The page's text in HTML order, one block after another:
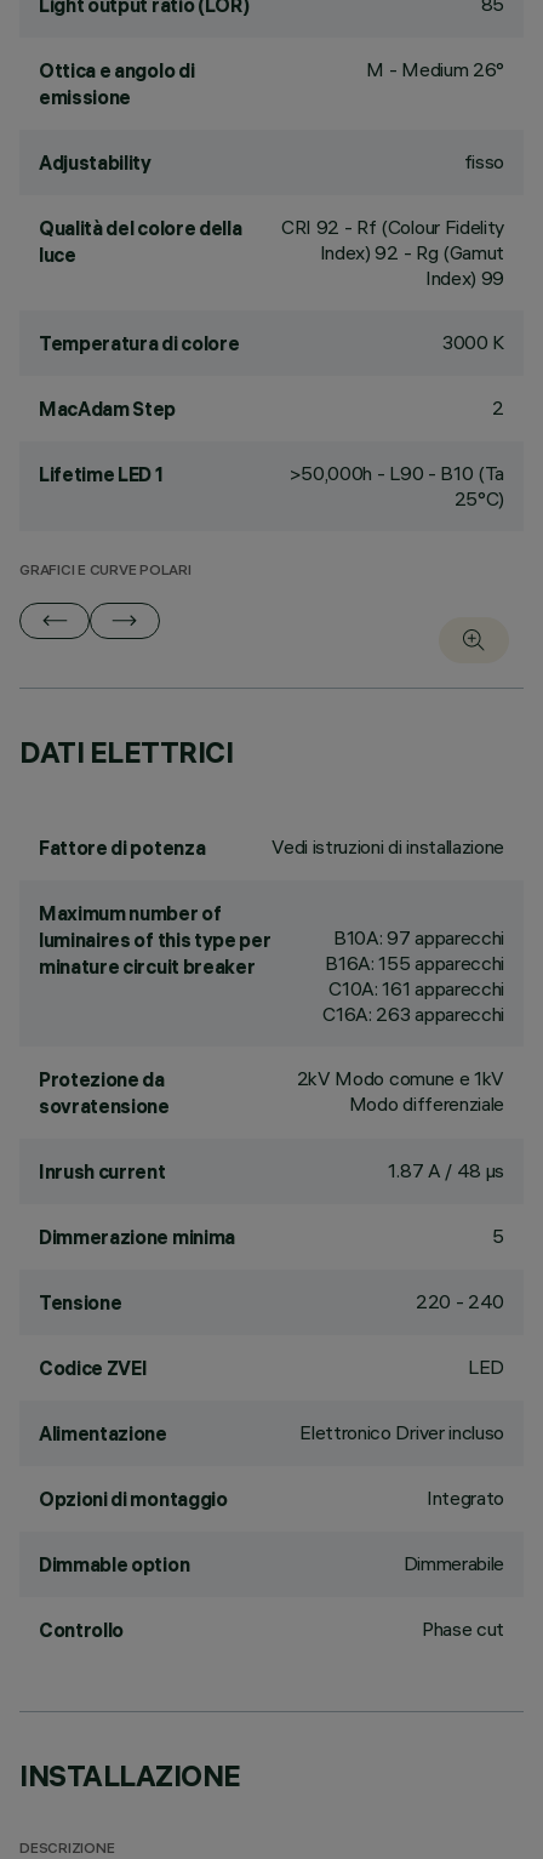
Light output ratio (LOR)
Ottica e angolo di
emissione
M - Medium 26°
Adjustability fisso
Qualità del colore della
luce
CRI 92 - Rf (Colour Fidelity
Index) 92 - Rg (Gamut
Index) 99
Temperatura di colore 3000 K
MacAdam Step 2
Lifetime LED 1
>50,000h - L90 - B10 (Ta
25°C)
GRAFICI E CURVE POLARI
DATI ELETTRICI
Fattore di potenza Vedi istruzioni di installazione
Maximum number of
luminaires of this type per
minature circuit breaker
B10A: 97 apparecchi
B16A: 155 apparecchi
C10A: 161 apparecchi
C16A: 263 apparecchi
Protezione da
sovratensione
2kV Modo comune e 1kV
Modo differenziale
Inrush current 1.87 A / 48 µs
Dimmerazione minima 5
Tensione 220 - 240
Codice ZVEI LED
Alimentazione Elettronico Driver incluso
Opzioni di montaggio Integrato
Dimmable option Dimmerabile
Controllo Phase cut
INSTALLAZIONE
DESCRIZIONE